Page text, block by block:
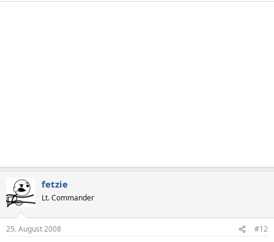
fetzie
Lt. Commander
25. August 2008 #12